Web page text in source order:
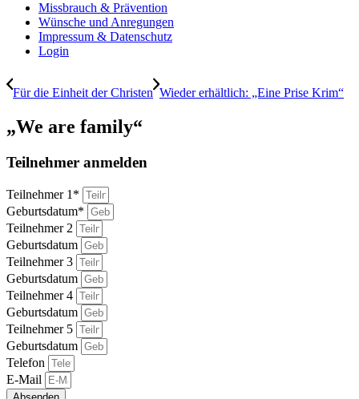
Missbrauch & Prävention
Wünsche und Anregungen
Impressum & Datenschutz
Login
Für die Einheit der Christen Wieder erhältlich: „Eine Prise Krim“
„We are family“
Teilnehmer anmelden
Teilnehmer 1*
Geburtsdatum*
Teilnehmer 2
Geburtsdatum
Teilnehmer 3
Geburtsdatum
Teilnehmer 4
Geburtsdatum
Teilnehmer 5
Geburtsdatum
Telefon
E-Mail